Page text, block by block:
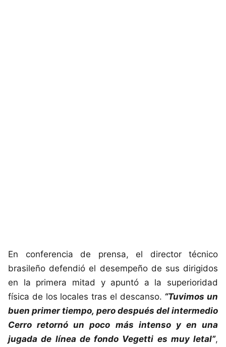
En conferencia de prensa, el director técnico
brasileño defendió el desempeño de sus dirigidos
en la primera mitad y apuntó a la superioridad
física de los locales tras el descanso. “Tuvimos un
buen primer tiempo, pero después del intermedio
Cerro retornó un poco más intenso y en una
jugada de línea de fondo Vegetti es muy letal”,